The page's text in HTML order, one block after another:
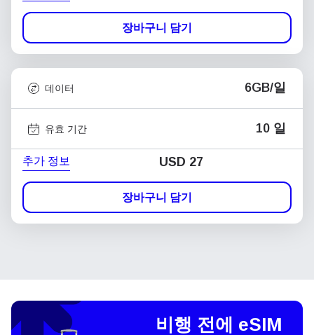
장바구니 담기
데이터 6GB/일
유효 기간 10 일
추가 정보 USD 27
장바구니 담기
비행 전에 eSIM